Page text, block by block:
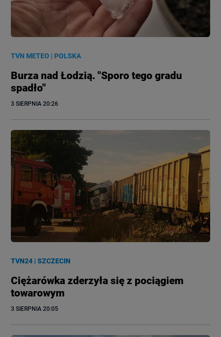
TVN METEO |POLSKA
Burza nad Łodzią. "Sporo tego gradu
spadło"
3 SIERPNIA 20:26
TVN24 |SZCZECIN
Ciężarówka zderzyła się z pociągiem
towarowym
3 SIERPNIA 20:05